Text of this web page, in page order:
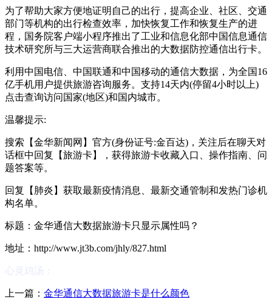
为了帮助大家方便地证明自己的出行，提高企业、社区、交通
部门等机构的出行检查效率，加快恢复工作和恢复生产的进
程，国务院客户端小程序推出了工业和信息化部中国信息通信
技术研究所与三大运营商联合推出的大数据防控通信出行卡。
利用中国电信、中国联通和中国移动的通信大数据，为全国16
亿手机用户提供旅游咨询服务。支持14天内(停留4小时以上)
点击查询访问国家(地区)和国内城市。
温馨提示:
搜索【金华新闻网】官方(身份证号:金百达)，关注后在聊天对
话框中回复【旅游卡】，获得旅游卡收藏入口、操作指南、问
题答案等。
回复【肺炎】获取最新疫情消息、最新交通管制和发热门诊机
构名单。
标题：金华通信大数据旅游卡只显示属性吗？
地址：http://www.jt3b.com/jhly/827.html
心灵鸡汤：
上一篇： 金华通信大数据旅游卡是什么颜色